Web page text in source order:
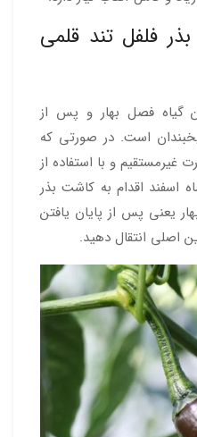
فلفل تند قلمی
گیاه فصل بهار و پس از
است. در صورتی که
و با استفاده از
اسفند اقدام به کاشت بذر
یعنی پس از پایان یافتن
اصلی انتقال دهید.